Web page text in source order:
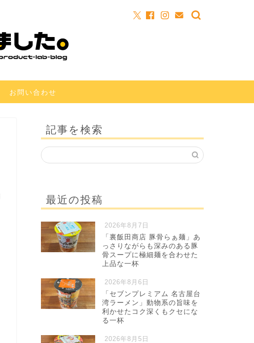
お問い合わせ
記事を検索
最近の投稿
2026年8月7日
「裏飯田商店 豚骨らぁ麺」あ
っさりながらも深みのある豚
骨スープに極細麺を合わせた
上品な一杯
2026年8月6日
「セブンプレミアム 名古屋台
湾ラーメン」動物系の旨味を
利かせたコク深くもクセにな
る一杯
2026年8月5日